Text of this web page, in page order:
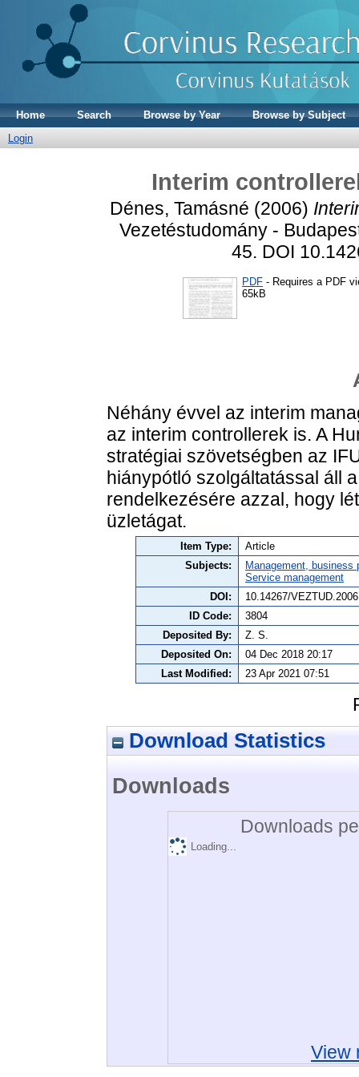
Home Search Browse by Year
Browse by Subject
Login
Interim
Dénes, Tamásné (2006)
Vezetéstudomány -
45. DOI
PDF - Requires a PDF
65kB
Néhány évvel az interim
az interim controllerek is. A
stratégiai szövetségben az
hiánypótló szolgáltatással áll
rendelkezésére azzal, hogy
üzletágat.
Item Type:
Article
Subjects:
Management,
Service management
DOI:
10.14267/
ID Code:
3804
Deposited By:
Z. S.
Deposited On:
04 Dec 2018 20:17
Last Modified:
23 Apr 2021 07:51
Download Statistics
Downloads
Downloads
Loading...
View